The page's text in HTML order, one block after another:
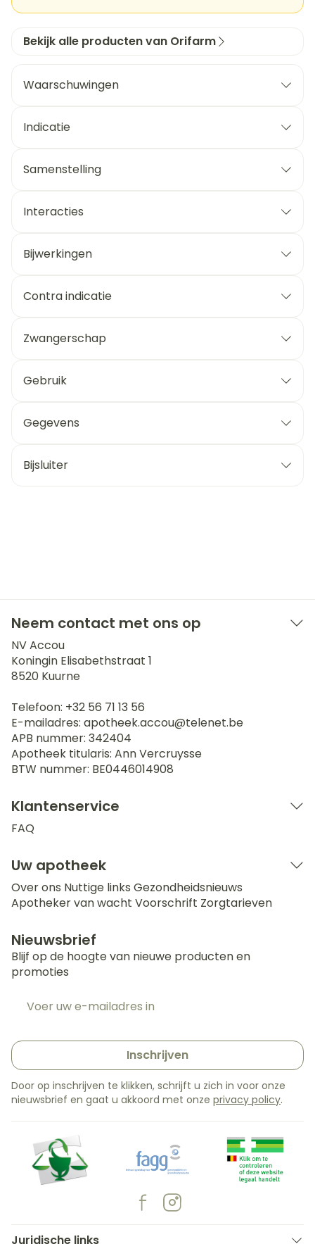
Bekijk alle producten van Orifarm
Waarschuwingen
Indicatie
Samenstelling
Interacties
Bijwerkingen
Contra indicatie
Zwangerschap
Gebruik
Gegevens
Bijsluiter
Neem contact met ons op
NV Accou
Koningin Elisabethstraat 1
8520 Kuurne
Telefoon: +32 56 71 13 56
E-mailadres: apotheek.accou@telenet.be
APB nummer: 342404
Apotheek titularis: Ann Vercruysse
BTW nummer: BE0446014908
Klantenservice
FAQ
Uw apotheek
Over ons Nuttige links Gezondheidsnieuws
Apotheker van wacht Voorschrift Zorgtarieven
Nieuwsbrief
Blijf op de hoogte van nieuwe producten en
promoties
Inschrijven
Door op inschrijven te klikken, schrijft u zich in voor onze
nieuwsbrief en gaat u akkoord met onze privacy policy.
Juridische links